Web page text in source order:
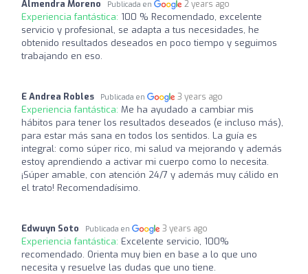
Almendra Moreno Publicada en 2 years ago
Experiencia fantástica: 100 % Recomendado, excelente
servicio y profesional, se adapta a tus necesidades, he
obtenido resultados deseados en poco tiempo y seguimos
trabajando en eso.
E Andrea Robles Publicada en 3 years ago
Experiencia fantástica: Me ha ayudado a cambiar mis
hábitos para tener los resultados deseados (e incluso más),
para estar más sana en todos los sentidos. La guía es
integral: como súper rico, mi salud va mejorando y además
estoy aprendiendo a activar mi cuerpo como lo necesita.
¡Súper amable, con atención 24/7 y además muy cálido en
el trato! Recomendadísimo.
Edwuyn Soto Publicada en 3 years ago
Experiencia fantástica: Excelente servicio, 100%
recomendado. Orienta muy bien en base a lo que uno
necesita y resuelve las dudas que uno tiene.